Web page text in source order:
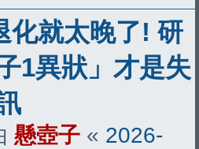
化就太晚了! 研
1異狀」才是失
懸壺子 « 2026-